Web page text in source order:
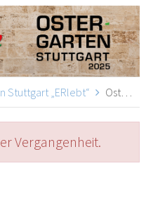
Stuttgart „ERlebt“ Ostergarten Stuttgart „ERlebt“ - 17:00 Uhr Führung, Stuttgart
Vergangenheit.